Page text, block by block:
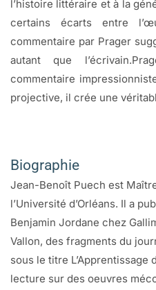
l’histoire littéraire et à la
certains écarts entre
commentaire par Prager
autant que
commentaire
projective, il crée une
Biographie
Jean-Benoît Puech est
l’Université d’Orléans. Il a
Benjamin Jordane chez
Vallon, des fragments du
sous le titre L’Apprentissage
lecture sur des oeuvres